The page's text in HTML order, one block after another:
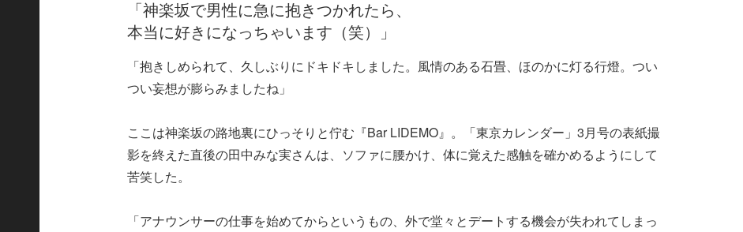
「神楽坂で男性に急に抱きつかれたら、
本当に好きになっちゃいます（笑）」
「抱きしめられて、久しぶりにドキドキしました。風情のある石畳、ほのかに灯る行燈。つい
つい妄想が膨らみましたね」
ここは神楽坂の路地裏にひっそりと佇む『Bar LIDEMO』。「東京カレンダー」3月号の表紙撮
影を終えた直後の田中みな実さんは、ソファに腰かけ、体に覚えた感触を確かめるようにして
苦笑した。
「アナウンサーの仕事を始めてからというもの、外で堂々とデートする機会が失われてしまっ